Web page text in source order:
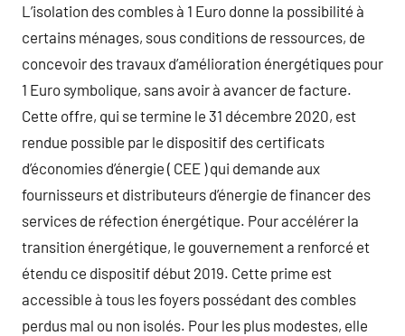
L’isolation des combles à 1 Euro donne la possibilité à
certains ménages, sous conditions de ressources, de
concevoir des travaux d’amélioration énergétiques pour
1 Euro symbolique, sans avoir à avancer de facture.
Cette offre, qui se termine le 31 décembre 2020, est
rendue possible par le dispositif des certificats
d’économies d’énergie ( CEE ) qui demande aux
fournisseurs et distributeurs d’énergie de financer des
services de réfection énergétique. Pour accélérer la
transition énergétique, le gouvernement a renforcé et
étendu ce dispositif début 2019. Cette prime est
accessible à tous les foyers possédant des combles
perdus mal ou non isolés. Pour les plus modestes, elle